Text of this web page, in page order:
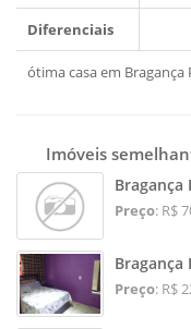
Diferenciais
ótima casa em Bragança
Imóveis
Bragança
Preço: R$
Bragança
Preço: R$